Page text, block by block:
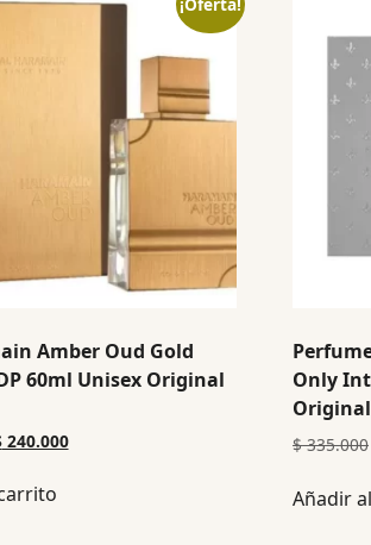
Amber Oud Gold
60ml Unisex Original
240.000
Only
Original
$335.000
Añadir